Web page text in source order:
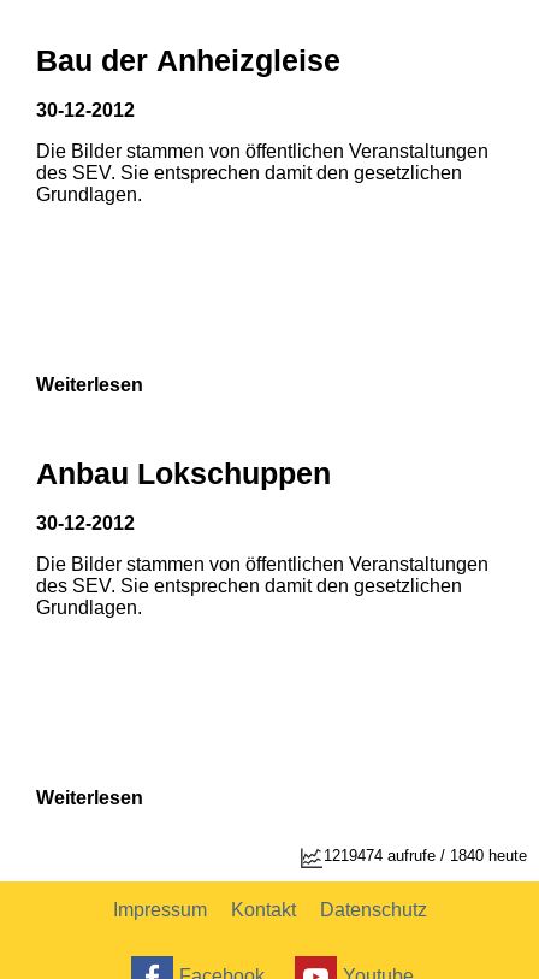
1 2
1 2
Bau der Anheizgleise
30-12-2012
Die Bilder stammen von öffentlichen Veranstaltungen
des SEV. Sie entsprechen damit den gesetzlichen
Grundlagen.
Weiterlesen
Anbau Lokschuppen
30-12-2012
Die Bilder stammen von öffentlichen Veranstaltungen
des SEV. Sie entsprechen damit den gesetzlichen
Grundlagen.
Weiterlesen
1219474 aufrufe / 1840 heute
Impressum Kontakt Datenschutz